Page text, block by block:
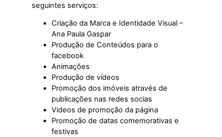
seguintes serviços:
Criação da Marca e Identidade Visual –
Ana Paula Gaspar
Produção de Conteúdos para o
facebook
Animações
Produção de vídeos
Promoção dos imóveis através de
publicações nas redes socias
Videos de promoção da página
Promoção de datas comemorativas e
festivas